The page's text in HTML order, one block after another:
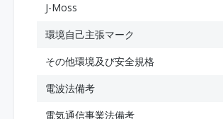
J-Moss
環境自己主張マーク
その他環境及び安全規格
電波法備考
電気通信事業法備考